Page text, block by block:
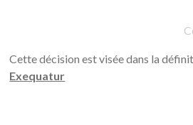
Cette décision est visée dans la
Exequatur